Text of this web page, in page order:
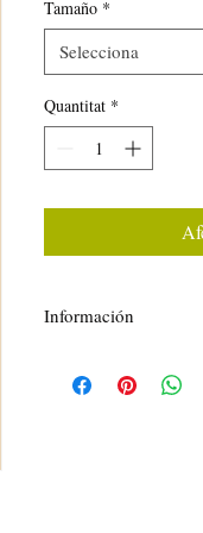
Tamaño *
Selecciona
Quantitat *
Información